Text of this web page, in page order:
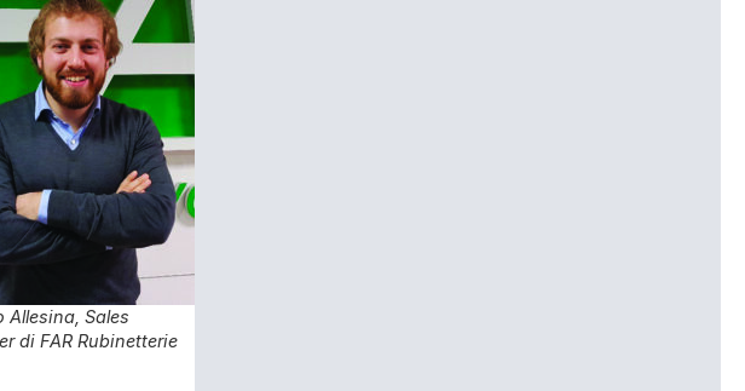
Allesina, Sales
di FAR Rubinetterie